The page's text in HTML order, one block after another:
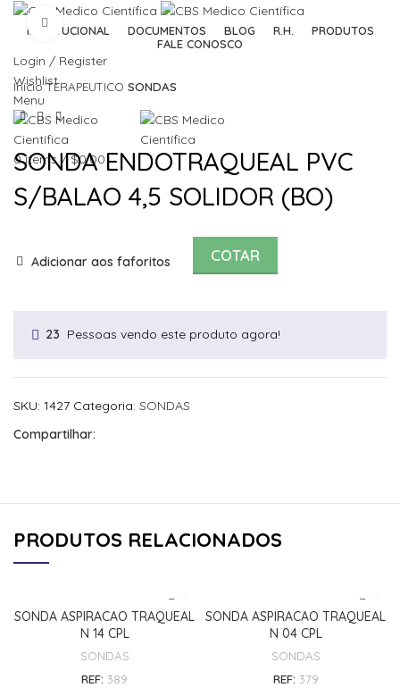
INSTITUCIONAL DOCUMENTOS BLOG R.H.
PRODUTOS
FALE CONOSCO
Login / Register
Wishlist
Menu
0items / $0.00
InícioTERAPEUTICO SONDAS
SONDA ENDOTRAQUEAL PVC
S/BALAO 4,5 SOLIDOR (BO)
Adicionar aos faforitos COTAR
23 Pessoas vendo este produto agora!
SKU: 1427 Categoria: SONDAS
Compartilhar:
PRODUTOS RELACIONADOS
SONDA ASPIRACAO TRAQUEAL
N 14 CPL
SONDAS
REF: 389
SONDA ASPIRACAO TRAQUEAL
N 04 CPL
SONDAS
REF: 379